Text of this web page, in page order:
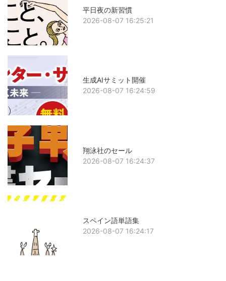
平日夜の新習慣
2026-08-07 16:25:21
生成AIサミット開催
2026-08-07 16:24:59
翔泳社のセール
2026-08-07 16:24:37
スペイン語単語集
2026-08-07 16:24:17